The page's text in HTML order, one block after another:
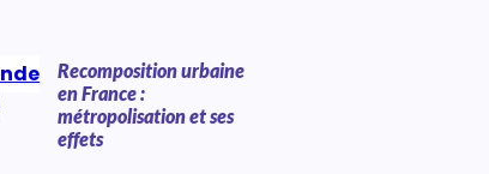
Recomposition urbaine
en France :
métropolisation et ses
effets